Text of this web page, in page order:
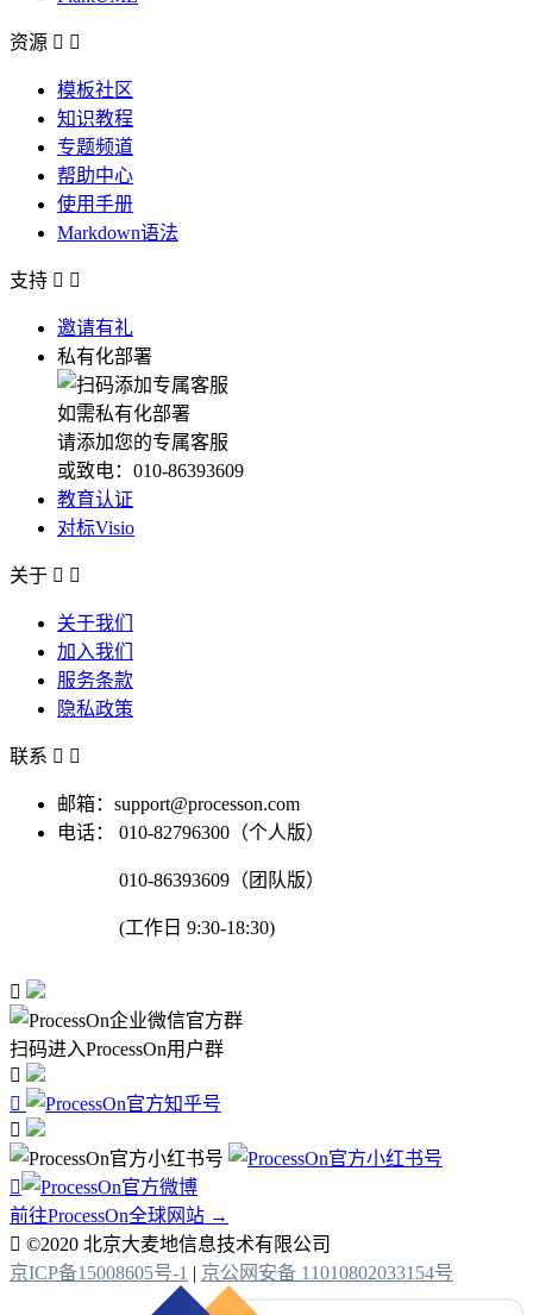
资源  
模板社区
知识教程
专题频道
帮助中心
使用手册
Markdown语法
支持  
邀请有礼
私有化部署
如需私有化部署
请添加您的专属客服
或致电：010-86393609
教育认证
对标Visio
关于  
关于我们
加入我们
服务条款
隐私政策
联系  
邮箱：support@processon.com
电话：
010-82796300（个人版）
010-86393609（团队版）
(工作日 9:30-18:30)

扫码进入ProcessOn用户群




前往ProcessOn全球网站 →
 ©2020 北京大麦地信息技术有限公司
京ICP备15008605号-1 | 京公网安备 11010802033154号